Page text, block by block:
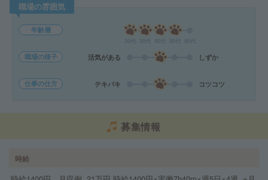
職場の雰囲気
年齢層
職場の様子 活気がある しずか
仕事の仕方 テキパキ コツコツ
募集情報
時給